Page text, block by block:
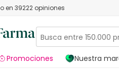
en 39222 opiniones
Promociones Nuestra